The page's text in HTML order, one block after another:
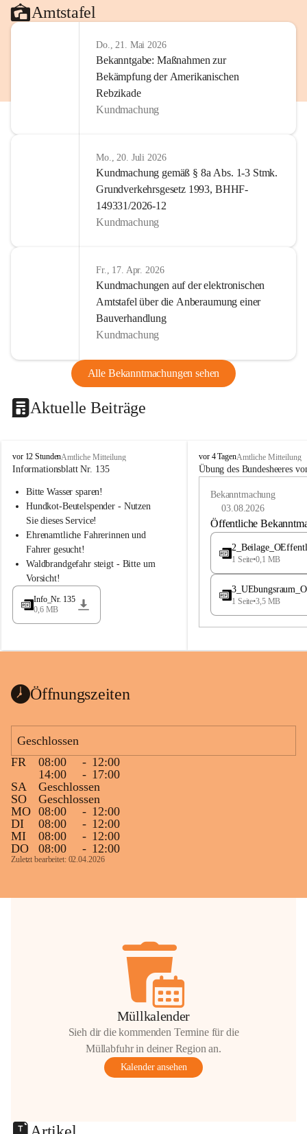
Amtstafel
Do., 21. Mai 2026
Bekanntgabe: Maßnahmen zur
Bekämpfung der Amerikanischen
Rebzikade
Kundmachung
Mo., 20. Juli 2026
Kundmachung gemäß § 8a Abs. 1-3 Stmk.
Grundverkehrsgesetz 1993, BHHF-
149331/2026-12
Kundmachung
Fr., 17. Apr. 2026
Kundmachungen auf der elektronischen
Amtstafel über die Anberaumung einer
Bauverhandlung
Kundmachung
Alle Bekanntmachungen sehen
Aktuelle Beiträge
B
u
h
a
d
l
a
vor 12 StundenAmtliche Mitteilung
Informationsblatt Nr. 135
Bitte Wasser sparen!
Hundkot-Beutelspender - Nutzen
Sie dieses Service!
Ehrenamtliche Fahrerinnen und
Fahrer gesucht!
Waldbrandgefahr steigt - Bitte um
Vorsicht!
Info_Nr. 135
0,6 MB
B
u
e
a
vor 4 TagenAmtliche Mitteilung
Übung des Bundesheeres
Bekanntmachung
03.08.2026
Öffentliche
1 Seite•0,1 MB
1 Seite•3,5 MB
Öffnungszeiten
Geschlossen
FR
08:00 - 12:00
14:00
- 17:00
SA
Geschlossen
SO
Geschlossen
MO 08:00 - 12:00
DI
08:00 - 12:00
MI
08:00 - 12:00
DO
08:00 - 12:00
Zuletzt bearbeitet: 02.04.2026
Müllkalender
Sieh dir die kommenden Termine für die
Müllabfuhr in deiner Region an.
Kalender ansehen